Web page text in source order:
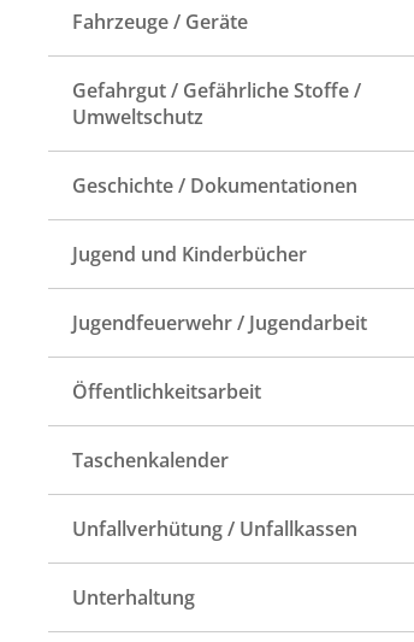
Fahrzeuge / Geräte
Gefahrgut / Gefährliche Stoffe /
Umweltschutz
Geschichte / Dokumentationen
Jugend und Kinderbücher
Jugendfeuerwehr / Jugendarbeit
Öffentlichkeitsarbeit
Taschenkalender
Unfallverhütung / Unfallkassen
Unterhaltung